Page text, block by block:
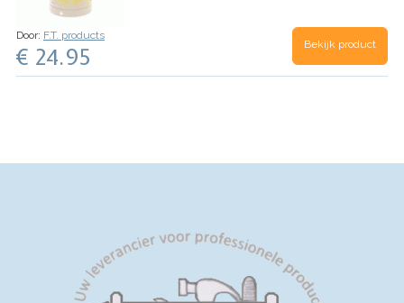
Ook in zwart verkrijgbaar!
Door: F.T. products
€ 24.95 Bekijk product